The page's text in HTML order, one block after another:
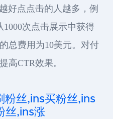
好点点击的人越多，例
次点击展示中获得
总费用为10美元。对付
高CTR效果。
粉丝,ins买粉丝,ins
丝,ins涨